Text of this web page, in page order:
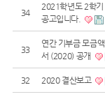
34
2021학년도 2학
공고입니다.
33
연간 기부금 모금
서 (2020) 공개
32 2020 결산보고